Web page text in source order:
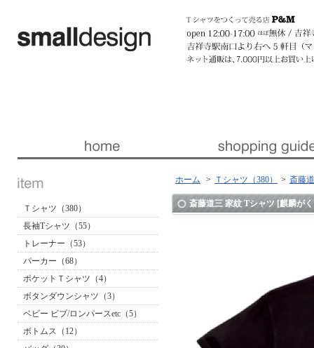
Ｔシャツ（380）
長袖Tシャツ（55）
トレーナー（53）
パーカー（68）
ポケットＴシャツ（4）
ボタンダウンシャツ（3）
ベビー ビブ/ロンパースetc（5）
ボトムス（12）
ホーム > Ｔシャツ（380） > 斎藤
斎藤道三 家紋 Tシャツ [麒麟が